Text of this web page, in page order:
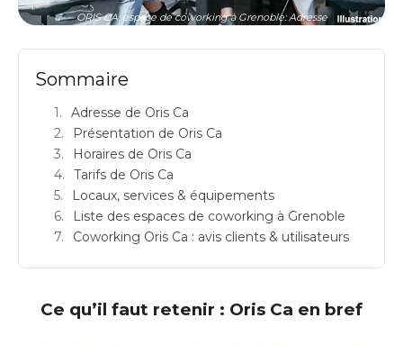
ORIS CA: espace de coworking à Grenoble: Adresse
Sommaire
Adresse de Oris Ca
Présentation de Oris Ca
Horaires de Oris Ca
Tarifs de Oris Ca
Locaux, services & équipements
Liste des espaces de coworking à Grenoble
Coworking Oris Ca : avis clients & utilisateurs
Ce qu’il faut retenir : Oris Ca en bref